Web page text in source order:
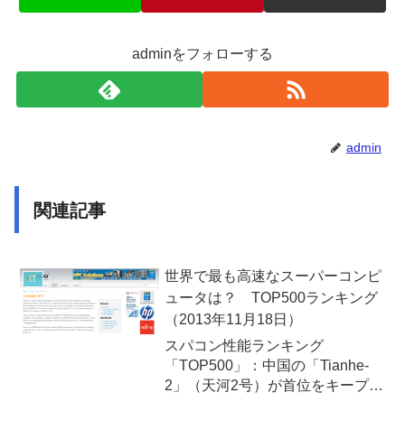
adminをフォローする
admin
関連記事
IT
世界で最も高速なスーパーコンピ
ュータは？ TOP500ランキング
（2013年11月18日）
スパコン性能ランキング
「TOP500」：中国の「Tianhe-
2」（天河2号）が首位をキープ。